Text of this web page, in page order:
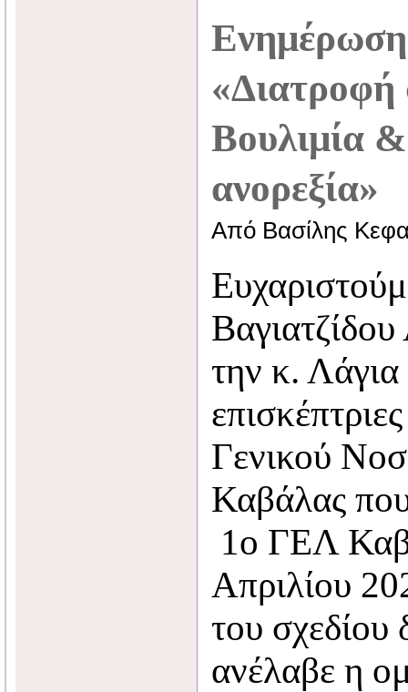
«Διατροφή
Βουλιμία
ανορεξία»
Από Βασίλης
Βαγιατζίδου
την κ. Λάγια
Γενικού
Καβάλας
1ο ΓΕΛ
Απριλίου
του
ανέλαβε η